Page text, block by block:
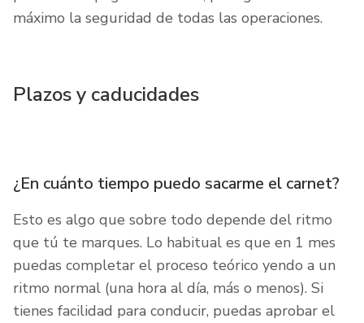
máximo la seguridad de todas las operaciones.
Plazos y caducidades
¿En cuánto tiempo puedo sacarme el carnet?
Esto es algo que sobre todo depende del ritmo
que tú te marques. Lo habitual es que en 1 mes
puedas completar el proceso teórico yendo a un
ritmo normal (una hora al día, más o menos). Si
tienes facilidad para conducir, puedas aprobar el